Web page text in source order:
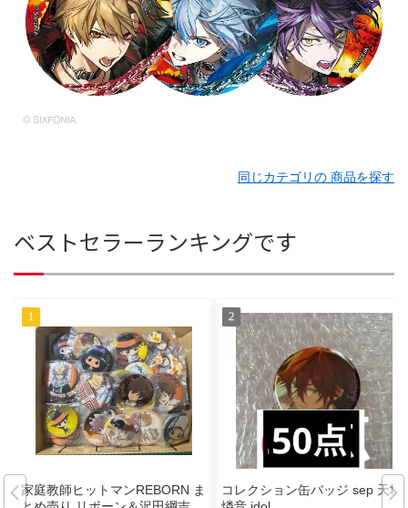
同じカテゴリの 商品を探す
ベストセラーランキングです
家庭教師ヒットマンREBORN ま
コレクション缶バッジ sep 天城